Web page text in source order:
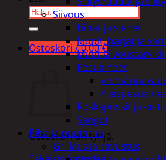
Ostoskori /0,00€
Ostoskori on tyhjä.
Siivous
Liinat ja sienet
Mopit, harjat ja
Muut
Pesuaineet
Roskapussit ja -
Sangot
Piha ja puutarha
Grillaus ja savustus